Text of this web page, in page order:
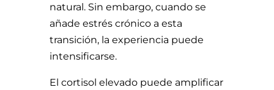
natural. Sin embargo, cuando se
añade estrés crónico a esta
transición, la experiencia puede
intensificarse.
El cortisol elevado puede amplificar